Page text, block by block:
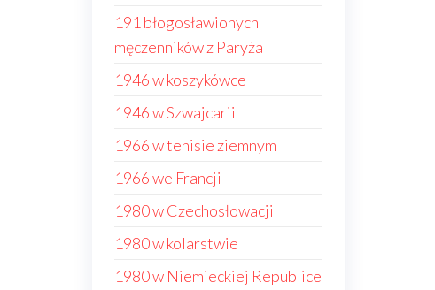
191 błogosławionych
męczenników z Paryża
1946 w koszykówce
1946 w Szwajcarii
1966 w tenisie ziemnym
1966 we Francji
1980 w Czechosłowacji
1980 w kolarstwie
1980 w Niemieckiej Republice